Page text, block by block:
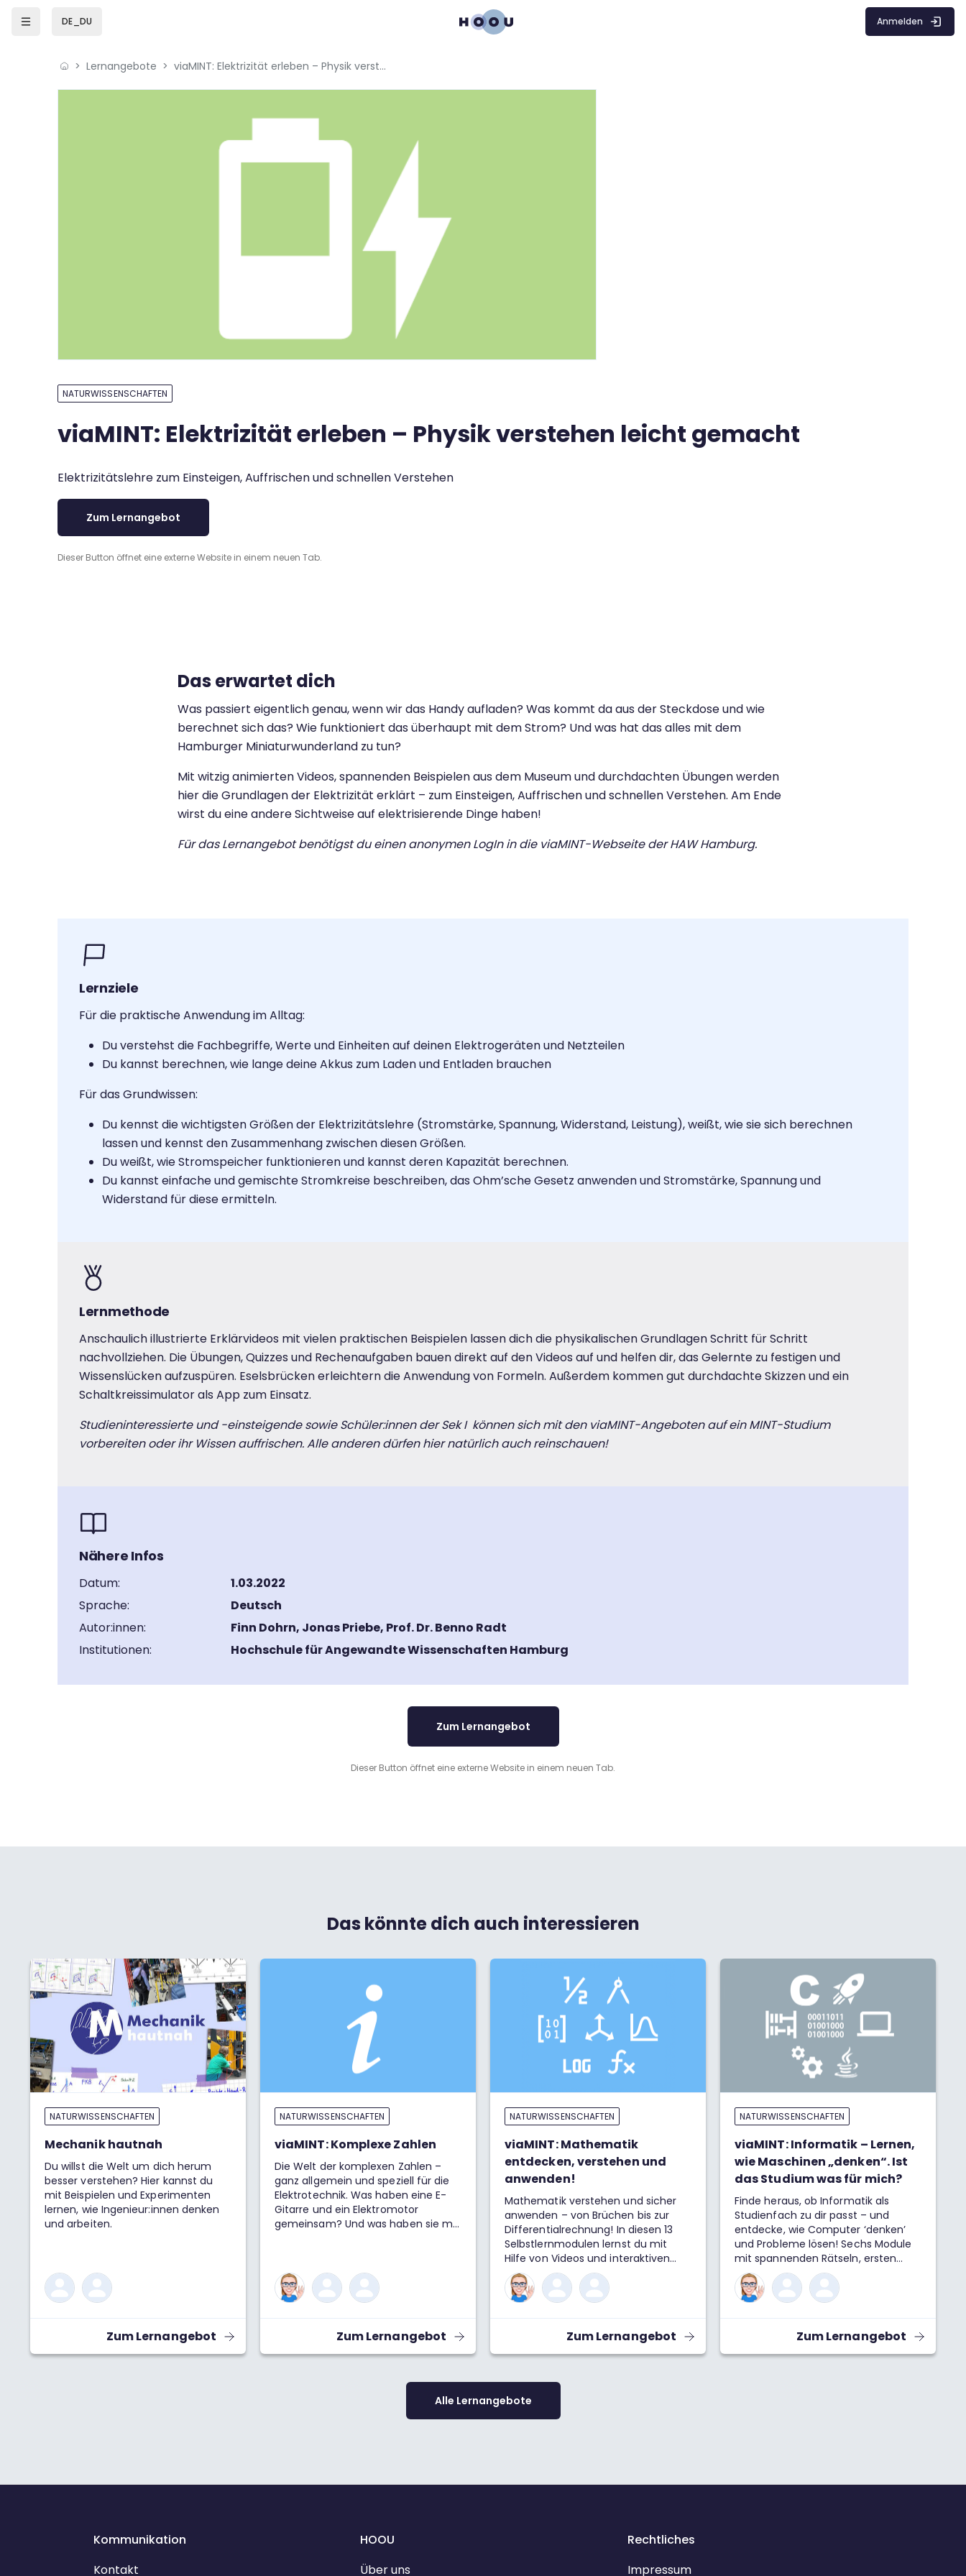
DE_DU Anmelden
Lernangebote viaMINT: Elektrizität erleben – Physik verstehen leicht gemacht
NATURWISSENSCHAFTEN
viaMINT: Elektrizität erleben – Physik verstehen leicht gemacht
Elektrizitätslehre zum Einsteigen, Auffrischen und schnellen Verstehen
Zum Lernangebot
Dieser Button öffnet eine externe Website in einem neuen Tab.
Das erwartet dich
Was passiert eigentlich genau, wenn wir das Handy aufladen? Was kommt da aus der Steckdose und wie
berechnet sich das? Wie funktioniert das überhaupt mit dem Strom? Und was hat das alles mit dem
Hamburger Miniaturwunderland zu tun?
Mit witzig animierten Videos, spannenden Beispielen aus dem Museum und durchdachten Übungen werden
hier die Grundlagen der Elektrizität erklärt ­­– zum Einsteigen, Auffrischen und schnellen Verstehen. Am Ende
wirst du eine andere Sichtweise auf elektrisierende Dinge haben!
Für das Lernangebot benötigst du einen anonymen LogIn in die viaMINT-Webseite der HAW Hamburg.
Lernziele
Für die praktische Anwendung im Alltag:
Du verstehst die Fachbegriffe, Werte und Einheiten auf deinen Elektrogeräten und Netzteilen
Du kannst berechnen, wie lange deine Akkus zum Laden und Entladen brauchen
Für das Grundwissen:
Du kennst die wichtigsten Größen der Elektrizitätslehre (Stromstärke, Spannung, Widerstand, Leistung), weißt, wie sie sich berechnen
lassen und kennst den Zusammenhang zwischen diesen Größen.
Du weißt, wie Stromspeicher funktionieren und kannst deren Kapazität berechnen.
Du kannst einfache und gemischte Stromkreise beschreiben, das Ohm’sche Gesetz anwenden und Stromstärke, Spannung und
Widerstand für diese ermitteln.
Lernmethode
Anschaulich illustrierte Erklärvideos mit vielen praktischen Beispielen lassen dich die physikalischen Grundlagen Schritt für Schritt
nachvollziehen. Die Übungen, Quizzes und Rechenaufgaben bauen direkt auf den Videos auf und helfen dir, das Gelernte zu festigen und
Wissenslücken aufzuspüren. Eselsbrücken erleichtern die Anwendung von Formeln. Außerdem kommen gut durchdachte Skizzen und ein
Schaltkreissimulator als App zum Einsatz.
Studieninteressierte und -einsteigende sowie Schüler:innen der Sek I können sich mit den viaMINT-Angeboten auf ein MINT-Studium
vorbereiten oder ihr Wissen auffrischen. Alle anderen dürfen hier natürlich auch reinschauen!
Nähere Infos
Datum:
1.03.2022
Sprache:
Deutsch
Autor:innen:
Finn Dohrn, Jonas Priebe, Prof. Dr. Benno Radt
Institutionen:
Hochschule für Angewandte Wissenschaften Hamburg
Zum Lernangebot
Dieser Button öffnet eine externe Website in einem neuen Tab.
Das könnte dich auch interessieren
NATURWISSENSCHAFTEN
Mechanik hautnah
Du willst die Welt um dich herum
besser verstehen? Hier kannst du
mit Beispielen und Experimenten
lernen, wie Ingenieur:innen denken
und arbeiten.
Zum Lernangebot
NATURWISSENSCHAFTEN
viaMINT: Komplexe Zahlen
Die Welt der komplexen Zahlen –
ganz allgemein und speziell für die
Elektrotechnik. Was haben eine E-
Gitarre und ein Elektromotor
gemeinsam? Und was haben sie mit
reellen Zahlen berechnen? Die
Antwort ist: Komplexe Zahlen sind
Zahlen in der Wissenschaft und im
praktischen Alltag brauchen, wie du
komplexen Zahlen rechnen und was
Zum Lernangebot
NATURWISSENSCHAFTEN
viaMINT: Mathematik
entdecken, verstehen und
anwenden!
Mathematik verstehen und sicher
anwenden – von Brüchen bis zur
Differentialrechnung! In diesen 13
Selbstlernmodulen lernst du mit
Hilfe von Videos und interaktiven
Aufgaben Schritt für Schritt die
wichtigsten Begriffe, Formeln und
Lösungswege der Mathematik
kennen. Beispiele, Übungen und
Erklärungen der Lösungswege helfen
dir beim Mitdenken, Verstehen und
Anwenden.
Zum Lernangebot
NATURWISSENSCHAFTEN
viaMINT: Informatik – Lernen,
wie Maschinen „denken“. Ist
das Studium was für mich?
Finde heraus, ob Informatik als
Studienfach zu dir passt – und
entdecke, wie Computer ‘denken’
und Probleme lösen! Sechs Module
mit spannenden Rätseln, ersten
Programmieraufgaben und
verständlichen Erklärungen bieten
dir einen praxisnahen Einblick in die
Welt der Informatik.
Zum Lernangebot
Alle Lernangebote
Kommunikation
Kontakt
HOOU
Über uns
Rechtliches
Impressum